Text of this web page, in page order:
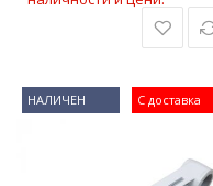
С доставка
НАЛИЧЕН